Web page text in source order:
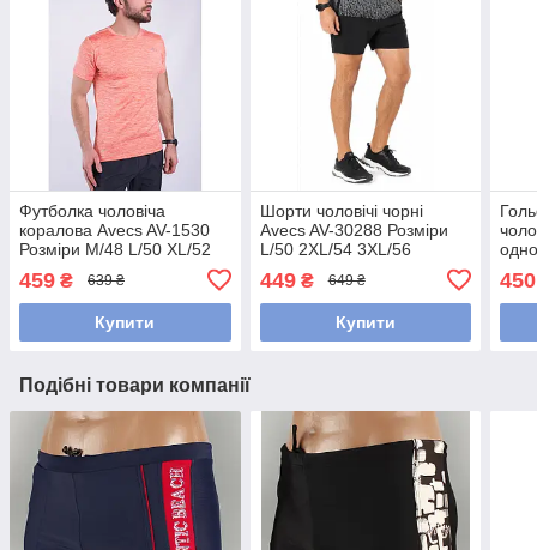
Футболка чоловіча
коралова Avecs AV-1530
Розміри М/48 L/50 XL/52
459 ₴ 639 ₴
Купити
Шорти чоловічі чорні
Avecs AV-30288 Розміри
L/50 2XL/54 3XL/56
449₴ 649 ₴
Купити
450
Подібні товари компанії